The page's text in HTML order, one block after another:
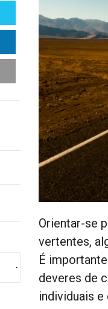
Orientar-se
vertentes,
É
deveres de
individuais